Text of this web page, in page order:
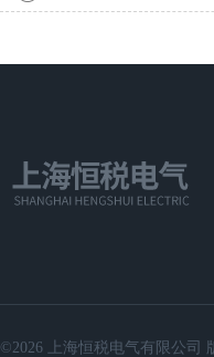
©2026 上海恒税电气有限公司